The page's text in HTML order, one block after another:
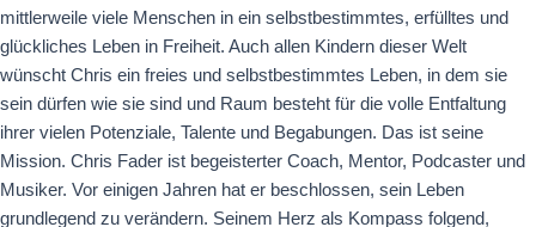
mittlerweile viele Menschen in ein selbstbestimmtes, erfülltes und
glückliches Leben in Freiheit. Auch allen Kindern dieser Welt
wünscht Chris ein freies und selbstbestimmtes Leben, in dem sie
sein dürfen wie sie sind und Raum besteht für die volle Entfaltung
ihrer vielen Potenziale, Talente und Begabungen. Das ist seine
Mission. Chris Fader ist begeisterter Coach, Mentor, Podcaster und
Musiker. Vor einigen Jahren hat er beschlossen, sein Leben
grundlegend zu verändern. Seinem Herz als Kompass folgend,